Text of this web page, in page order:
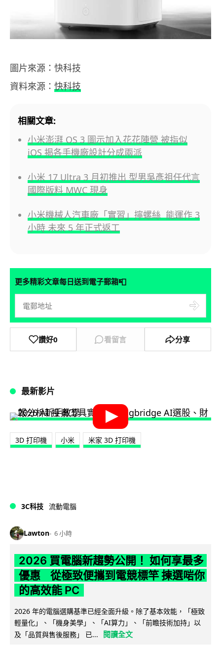
圖片來源：快科技
資料來源： 快科技
相關文章:
小米澎湃 OS 3 圖示加入花花陣營 被指似
iOS 揭各手機廠設計分成兩派
小米 17 Ultra 3 月初推出 型男吳彥祖任代言
國際版料 MWC 現身
小米機械人汽車廠「實習」擰螺絲 能運作 3
小時 未來 5 年正式返工
更多精彩文章每日送到電子郵箱📮
讚好0 看留言 分享
最新影片
3D 打印機 小米 米家 3D 打印機
3C科技 流動電腦
Lawton 6 小時
2026 買電腦新趨勢公開！ 如何享最多
優惠 從極致便攜到電競標竿 揀選啱你
的高效能 PC
2026 年的電腦選購基準已經全面升級。除了基本效能，「極致
輕量化」、「機身美學」、「AI算力」、「前瞻技術加持」以
及「品質與售後服務」 已...
閱讀全文